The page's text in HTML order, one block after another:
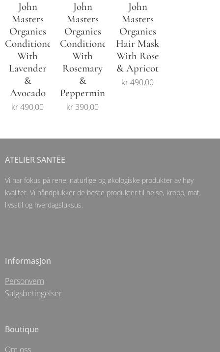
John
Masters
Organics
Conditioner
With
Lavender
&
Avocado
kr490,00
John
Masters
Organics
Conditioner
With
Rosemary
&
Peppermint
kr 390,00
John
Masters
Organics
Hair Mask
With Rose
& Apricot
kr490,00
ATELIER SANTĒE
Vi har fokus på rene, naturlige og økologiske produkter av høy
kvalitet. Vi håndplukker de beste produkter til helse, kropp, mat,
livsstil og hverdagsluksus.
Informasjon
Personvern
Salgsbetingelser
Boutique
Om oss